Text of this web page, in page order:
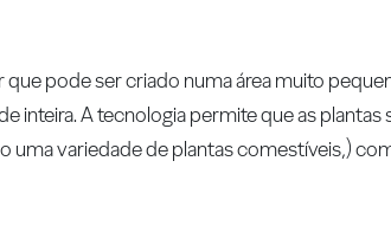
pode ser criado numa área muito
inteira. A tecnologia permite que as
variedade de plantas comestíveis,)